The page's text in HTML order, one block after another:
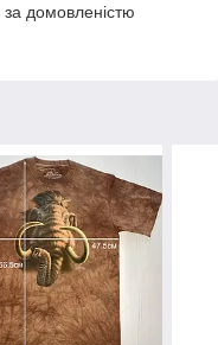
домовленістю